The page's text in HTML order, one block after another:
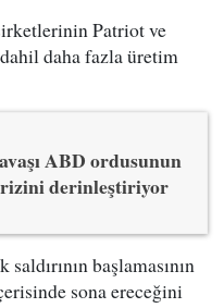
Patriot ve
daha fazla üretim
ABD ordusunun
derinleştiriyor
başlamasının
sona ereceğini